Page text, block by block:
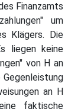
Finanzamts
um
Klägers. Die
liegen keine
von H an
an H
faktische